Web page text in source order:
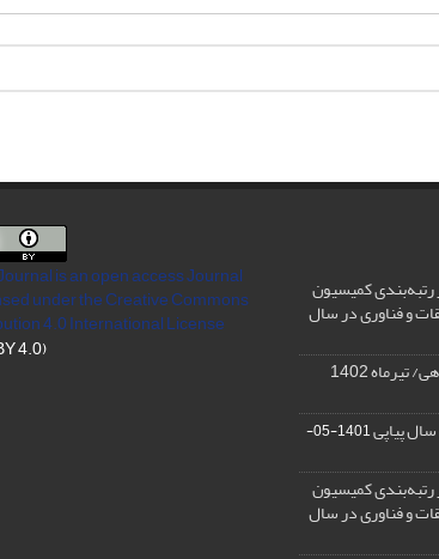
کمیسیون
و فناوری در سال
1402
پیاپی
1401-05-
کمیسیون
و فناوری در سال
is an open access Journal
under the Creative Commons
4.0 International License
(CC BY 4.0)